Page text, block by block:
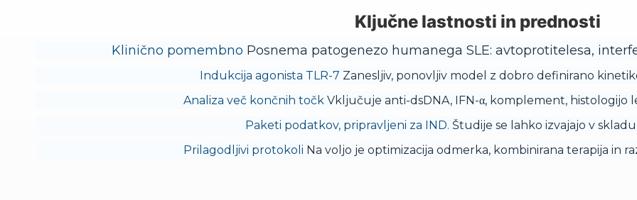
Ključne lastnosti in prednosti
Klinično pomembno Posnema patogenezo humanega SLE: avtoprotitelesa,
Indukcija agonista TLR-7 Zanesljiv, ponovljiv model z dobro definirano
Analiza več končnih točk Vključuje anti-dsDNA, IFN-α, komplement, histologijo
Paketi podatkov, pripravljeni za IND. Študije se lahko izvajajo v
Prilagodljivi protokoli Na voljo je optimizacija odmerka, kombinirana terapija in